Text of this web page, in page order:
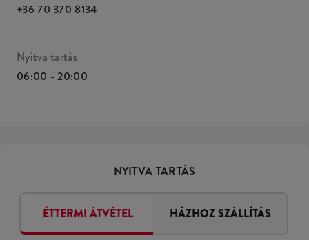
+36 70 370 8134
Nyitva tartás
06:00 - 20:00
NYITVA TARTÁS
ÉTTERMI ÁTVÉTEL HÁZHOZ SZÁLLÍTÁS